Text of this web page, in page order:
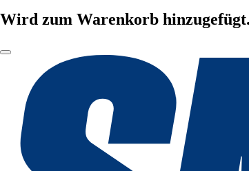
Wird zum Warenkorb